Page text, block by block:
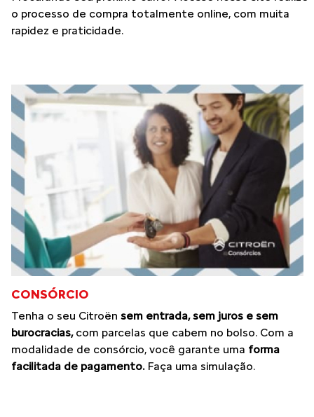
o processo de compra totalmente online, com muita
rapidez e praticidade.
CONSÓRCIO
Tenha o seu Citroën sem entrada, sem juros e sem
burocracias,com parcelas que cabem no bolso. Com a
modalidade de consórcio, você garante uma forma
facilitada de pagamento.Faça uma simulação.